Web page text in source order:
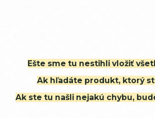
Ešte sme tu nestihli vložiť
Ak hľadáte produkt, ktorý
Ak ste tu našli nejakú chybu,